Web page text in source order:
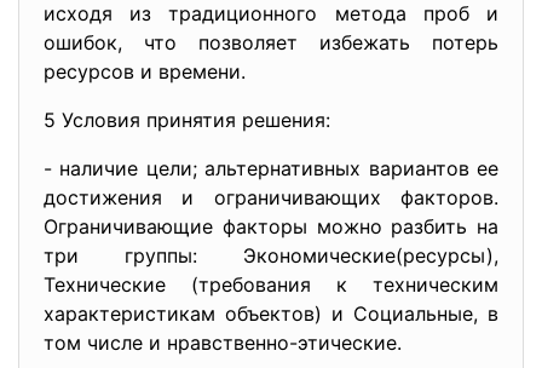
исходя из традиционного метода проб и
ошибок, что позволяет избежать потерь
ресурсов и времени.
5 Условия принятия решения:
- наличие цели; альтернативных вариантов ее
достижения и ограничивающих факторов.
Ограничивающие факторы можно разбить на
три группы: Экономические(ресурсы),
Технические (требования к техническим
характеристикам объектов) и Социальные, в
том числе и нравственно-этические.